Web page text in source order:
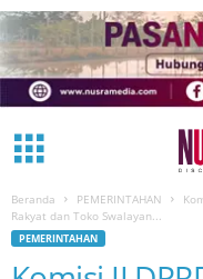
Beranda PEMERINTAHAN
Rakyat dan Toko Swalayan...
PEMERINTAHAN